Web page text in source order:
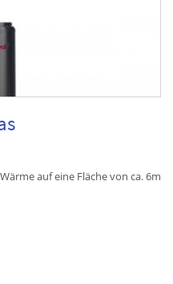
auf eine Fläche von ca. 6m